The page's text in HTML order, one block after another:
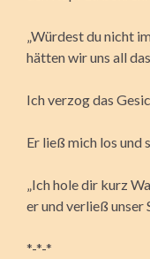
„Würdest du nicht
hätten wir uns all
Ich verzog das
Er ließ mich los und
„Ich hole dir kurz
er und verließ unser
*-*-*